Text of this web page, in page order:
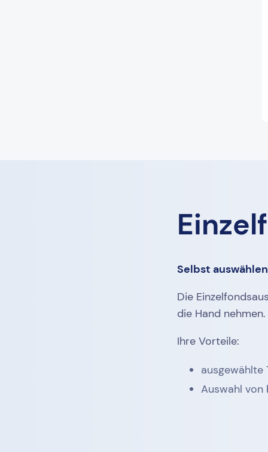
Selbst
Die
die Hand
Ihre Vorteile:
ausgewählte
Auswahl von